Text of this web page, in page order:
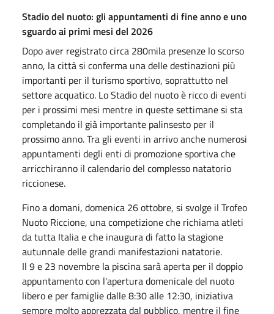
Stadio del nuoto: gli appuntamenti di fine anno e uno
sguardo ai primi mesi del 2026
Dopo aver registrato circa 280mila presenze lo scorso
anno, la città si conferma una delle destinazioni più
importanti per il turismo sportivo, soprattutto nel
settore acquatico. Lo Stadio del nuoto è ricco di eventi
per i prossimi mesi mentre in queste settimane si sta
completando il già importante palinsesto per il
prossimo anno. Tra gli eventi in arrivo anche numerosi
appuntamenti degli enti di promozione sportiva che
arricchiranno il calendario del complesso natatorio
riccionese.
Fino a domani, domenica 26 ottobre, si svolge il Trofeo
Nuoto Riccione, una competizione che richiama atleti
da tutta Italia e che inaugura di fatto la stagione
autunnale delle grandi manifestazioni natatorie.
Il 9 e 23 novembre la piscina sarà aperta per il doppio
appuntamento con l'apertura domenicale del nuoto
libero e per famiglie dalle 8:30 alle 12:30, iniziativa
sempre molto apprezzata dal pubblico, mentre il fine